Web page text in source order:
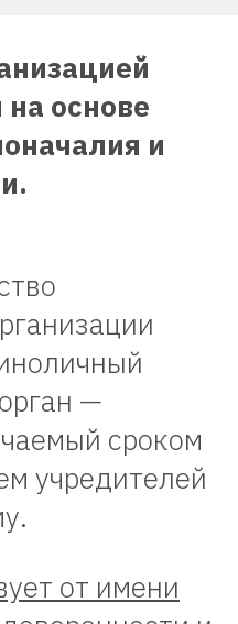
основе
и
—
сроком
учредителей
от имени